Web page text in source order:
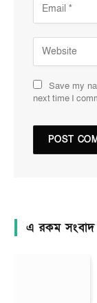
Save my
next time I
এ রকম